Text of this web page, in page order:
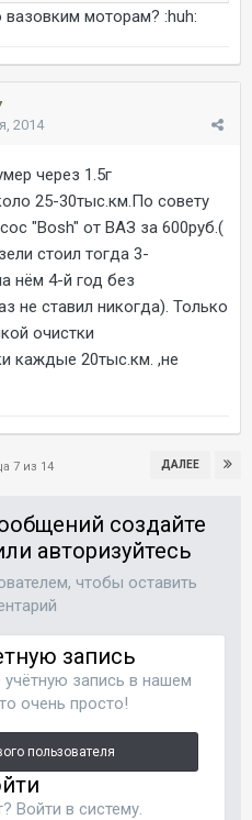
моторам? :huh:
2014
через 1.5г
25-30тыс.км.По совету
"Bosh" от ВАЗ за 600руб.(
стоил тогда 3-
нём 4-й год без
не ставил никогда). Только
очистки
каждые 20тыс.км. ,не
ДАЛЕЕ
7 из 14
создайте
авторизуйтесь
чтобы оставить
запись
учётную запись в нашем
очень просто!
пользователя
Войти в систему.